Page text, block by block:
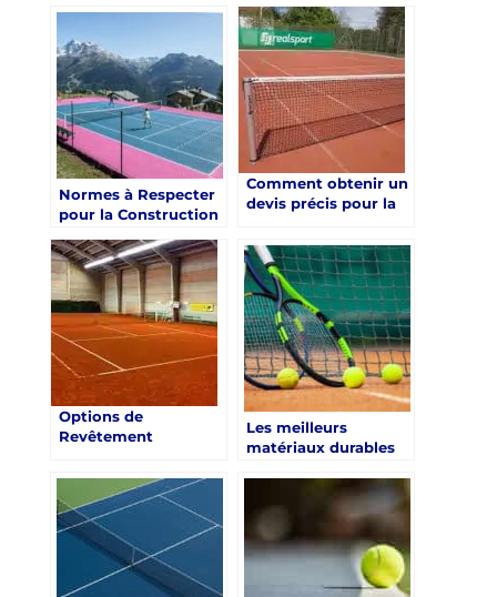
court de tennis à
Toulon dans le Var
pour les Centres de
retraite sportive
Retraite Sportive
Normes à Respecter
pour la Construction
à Toulon dans le Var
pour les Centres de
Retraite Sportive
Comment obtenir un
devis précis pour la
court de tennis à
Toulon dans le Var
pour les Centres de
retraite sportive ?
Options de
Revêtement
Centres de Retraite
Sportive à Toulon
dans le Var
Les meilleurs
matériaux durables
de courts de tennis à
Toulon dans le Var
pour les Centres de
retraite sportive